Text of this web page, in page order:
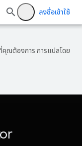
ลงชื่อเข้าใช้
คุณต้องการ การแปลโดย